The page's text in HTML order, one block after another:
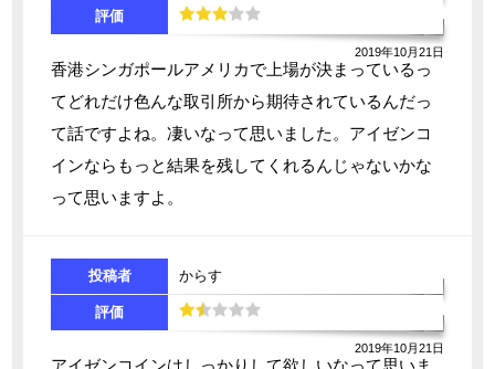
評価
2019年10月21日
香港シンガポールアメリカで上場が決まっているっ
てどれだけ色んな取引所から期待されているんだっ
て話ですよね。凄いなって思いました。アイゼンコ
インならもっと結果を残してくれるんじゃないかな
って思いますよ。
投稿者 からす
評価
2019年10月21日